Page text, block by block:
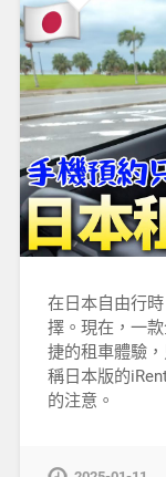
在日本自由行
擇。現在，一
捷的租車體驗
稱日本版的
的注意。